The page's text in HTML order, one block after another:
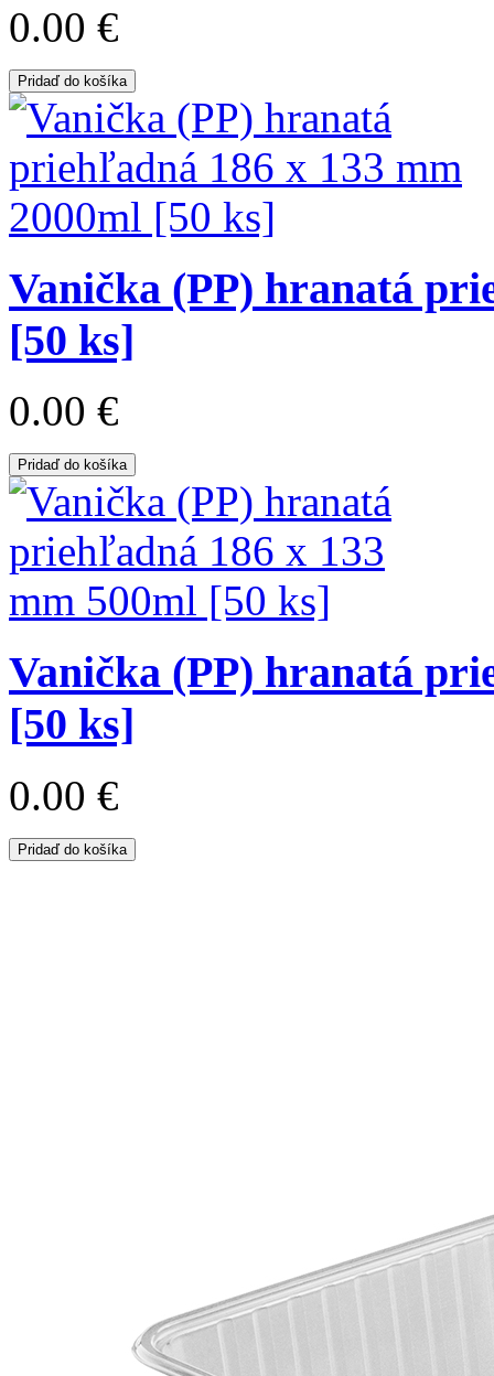
0.00 €
Pridaď do košíka
Vanička (PP) hranatá
[50 ks]
0.00 €
Pridaď do košíka
Vanička (PP) hranatá
[50 ks]
0.00 €
Pridaď do košíka